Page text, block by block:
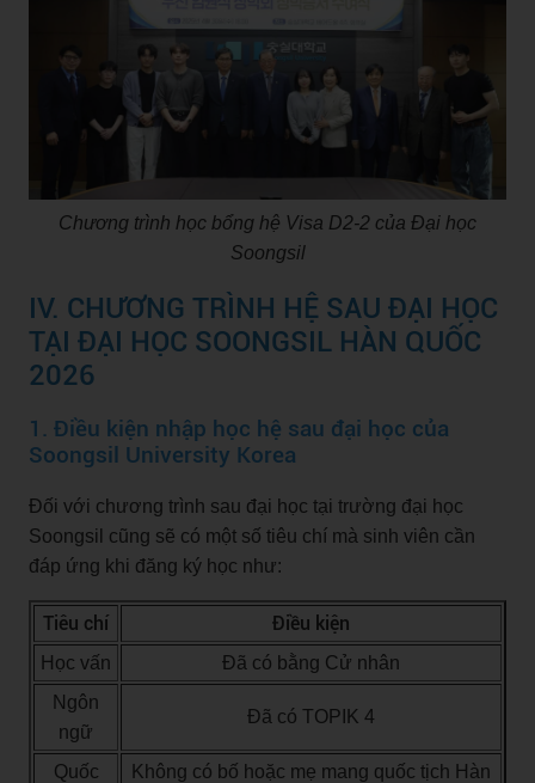
Chương trình học bổng hệ Visa D2-2 của Đại học
Soongsil
IV. CHƯƠNG TRÌNH HỆ SAU ĐẠI HỌC
TẠI ĐẠI HỌC SOONGSIL HÀN QUỐC
2026
1. Điều kiện nhập học hệ sau đại học của
Soongsil University Korea
Đối với chương trình sau đại học tại trường đại học
Soongsil cũng sẽ có một số tiêu chí mà sinh viên cần
đáp ứng khi đăng ký học như:
Tiêu chí Điều kiện
Học vấn
Đã có bằng Cử nhân
Ngôn
ngữ
Đã có TOPIK 4
Quốc
Không có bố hoặc mẹ mang quốc tịch Hàn